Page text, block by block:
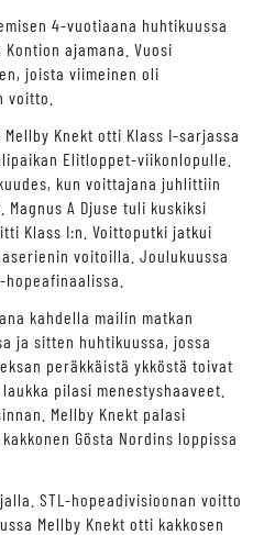
4-vuotiaana huhtikuussa
ajamana. Vuosi
joista viimeinen oli
voitto.
Knekt otti Klass I-sarjassa
Elitloppet-viikonlopulle.
kun voittajana juhlittiin
Magnus A Djuse tuli kuskiksi
Klass I:n. Voittoputki jatkui
voitoilla. Joulukuussa
kahdella mailin matkan
ja sitten huhtikuussa, jossa
peräkkäistä ykköstä toivat
pilasi menestyshaaveet.
Mellby Knekt palasi
Gösta Nordins loppissa
STL-hopeadivisioonan voitto
Mellby Knekt otti kakkosen